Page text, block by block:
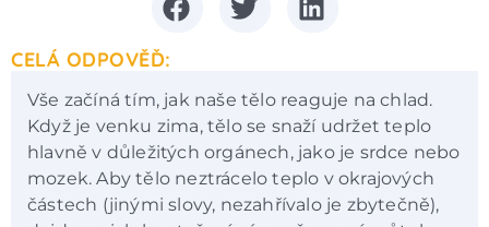
CELÁ ODPOVĚĎ:
Vše začíná tím, jak naše tělo reaguje na chlad.
Když je venku zima, tělo se snaží udržet teplo
hlavně v důležitých orgánech, jako je srdce nebo
mozek. Aby tělo neztrácelo teplo v okrajových
částech (jinými slovy, nezahřívalo je zbytečně),